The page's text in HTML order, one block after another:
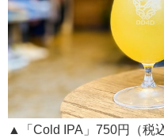
▲「Cold IPA」750円（税込